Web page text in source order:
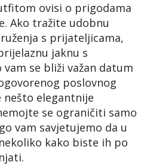
ovisi o prigodama
Ako tražite udobnu
s prijateljicama,
jaknu s
se bliži važan datum
poslovnog
elegantnije
se ograničiti samo
vam savjetujemo da u
kako biste ih po